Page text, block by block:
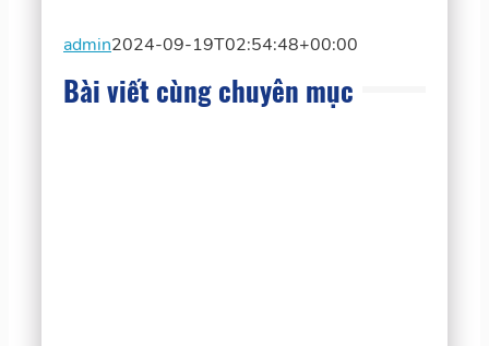
admin2024-09-19T02:54:48+00:00
Bài viết cùng chuyên mục